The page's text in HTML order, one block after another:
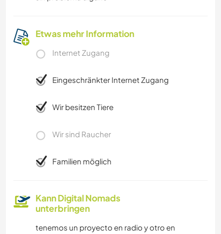
Etwas mehr Information
Internet Zugang
Eingeschränkter Internet Zugang
Wir besitzen Tiere
Wir sind Raucher
Familien möglich
Kann Digital Nomads
unterbringen
tenemos un proyecto en radio y otro en